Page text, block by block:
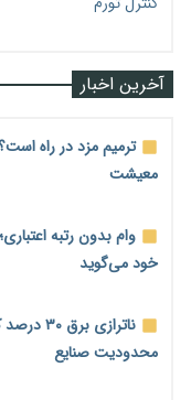
آخرین اخبار
ترمیم مزد در راه
معیشت
وام بدون رتبه
خود می‌گوید
محدودیت صنایع